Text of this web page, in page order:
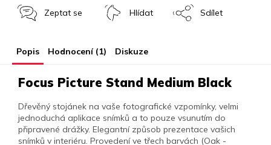
Zeptat se Hlídat Sdílet
Popis Hodnocení (1) Diskuze
Focus Picture Stand Medium Black
Dřevěný stojánek na vaše fotografické vzpomínky, velmi
jednoduchá aplikace snímků a to pouze vsunutím do
připravené drážky. Elegantní způsob prezentace vašich
snímků v interiéru. Provedení ve třech barvách (Oak -